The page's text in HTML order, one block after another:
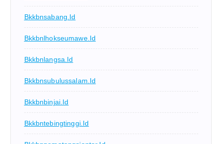
Bkkbnsabang.id
Bkkbnlhokseumawe.id
Bkkbnlangsa.id
Bkkbnsubulussalam.id
Bkkbnbinjai.id
Bkkbntebingtinggi.id